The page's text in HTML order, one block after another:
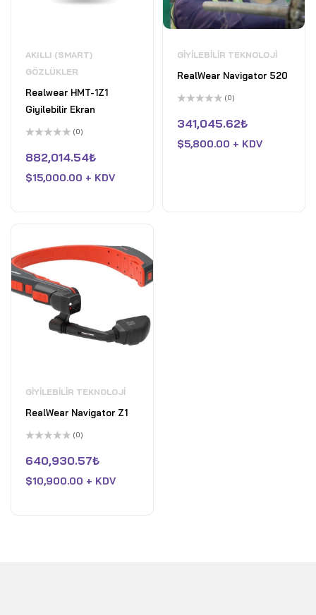
AKILLI (SMART)
GÖZLÜKLER
Realwear HMT-1Z1
Giyilebilir Ekran
üzerinden
0
aldı
(0)
882,014.54₺
$15,000.00 + KDV
GIYILEBILIR TEKNOLOJI
RealWear Navigator 520
üzerinden
0
aldı
(0)
341,045.62₺
$5,800.00 + KDV
GIYILEBILIR TEKNOLOJI
RealWear Navigator Z1
üzerinden
0
aldı
(0)
640,930.57₺
$10,900.00 + KDV